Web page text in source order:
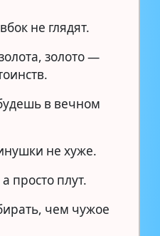
не глядят.
золото —
в вечном
не хуже.
просто плут.
чем чужое